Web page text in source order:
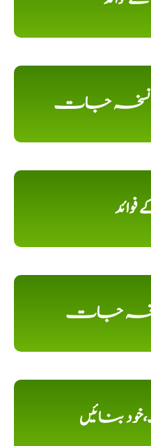
نسخہ جات
فوائد
نسخہ جات
بنائیں